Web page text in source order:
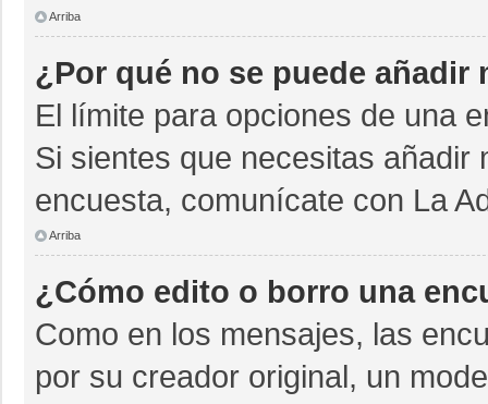
Arriba
¿Por qué no se puede añadir
El límite para opciones de una
Si sientes que necesitas añadir
encuesta, comunícate con La
Arriba
¿Cómo edito o borro una
Como en los mensajes, las
por su creador original, un